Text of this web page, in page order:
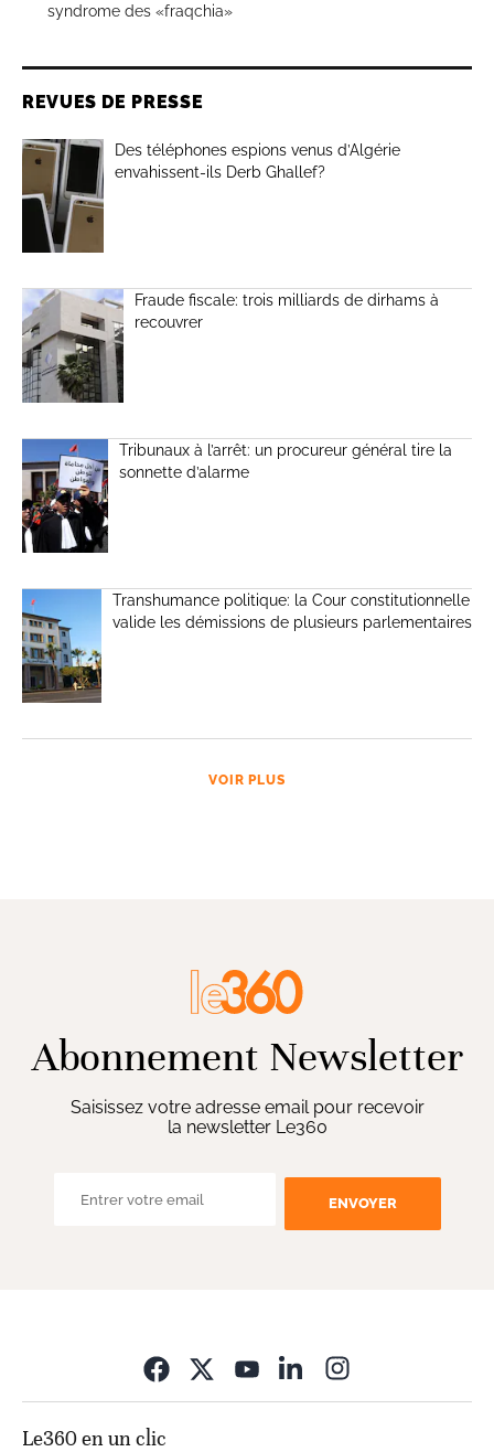
syndrome des «fraqchia»
REVUES DE PRESSE
Des téléphones espions venus d’Algérie
envahissent-ils Derb Ghallef?
Fraude fiscale: trois milliards de dirhams à
recouvrer
Tribunaux à l’arrêt: un procureur général tire la
sonnette d’alarme
Transhumance politique: la Cour constitutionnelle
valide les démissions de plusieurs parlementaires
VOIR PLUS
Abonnement Newsletter
Saisissez votre adresse email pour recevoir
la newsletter Le360
ENVOYER
Le360 en un clic